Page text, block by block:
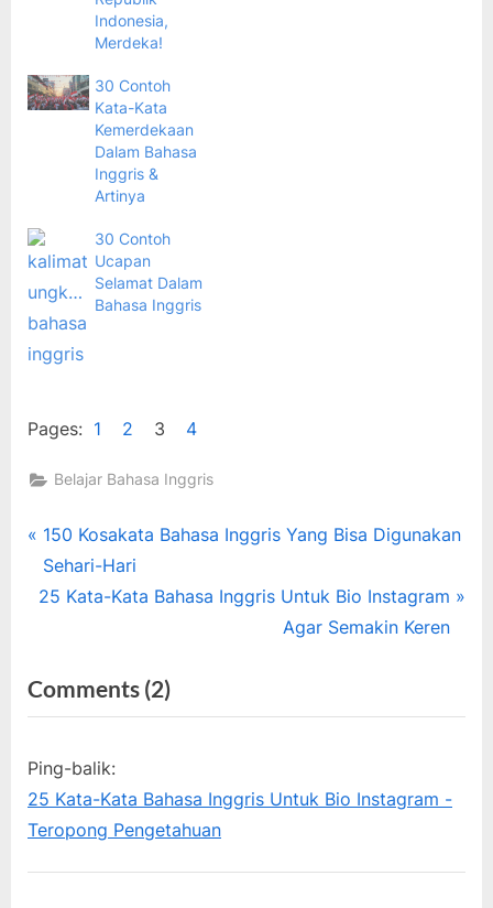
Indonesia,
Merdeka!
30 Contoh
Kata-Kata
Kemerdekaan
Dalam Bahasa
Inggris &
Artinya
30 Contoh
Ucapan
Selamat Dalam
Bahasa Inggris
Pages: 1 2 3 4
Belajar Bahasa Inggris
Tags:
bahasa
inggris
Belajar
Kata-kata
Navigasi
pos
P
r
e
o
u
P
o
s
t
150 Kosakata Bahasa Inggris Yang Bisa Digunakan
Sehari-Hari
N
t
P
s
t
:
25 Kata-Kata Bahasa Inggris Untuk Bio Instagram
Agar Semakin Keren
Comments (2)on
“15
Kata
Hari
Ping-balik:
25 Kata-Kata Bahasa Inggris Untuk Bio Instagram -
Teropong Pengetahuan